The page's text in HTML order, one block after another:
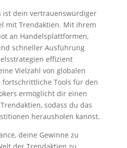
ist dein vertrauenswürdiger
mit Trendaktien. Mit ihrem
an Handelsplattformen,
schneller Ausführung
effizient
Vielzahl von globalen
Tools für den
ermöglicht dir einen
sodass du das
herausholen kannst.
deine Gewinne zu